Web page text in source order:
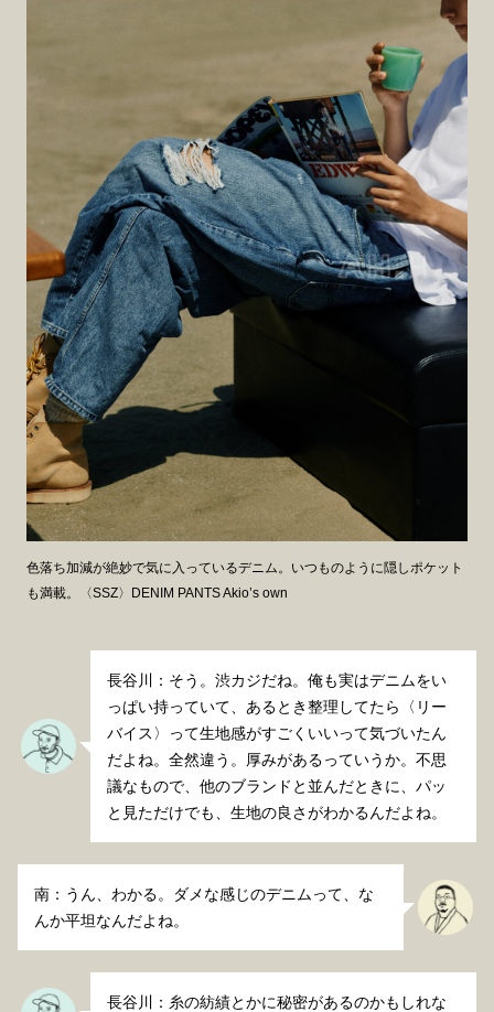
色落ち加減が絶妙で気に入っているデニム。いつものように隠しポケット
も満載。〈SSZ〉DENIM PANTS Akio’s own
長谷川：そう。渋カジだね。俺も実はデニムをい
っぱい持っていて、あるとき整理してたら〈リー
バイス〉って生地感がすごくいいって気づいたん
だよね。全然違う。厚みがあるっていうか。不思
議なもので、他のブランドと並んだときに、パッ
と見ただけでも、生地の良さがわかるんだよね。
南：うん、わかる。ダメな感じのデニムって、な
んか平坦なんだよね。
長谷川：糸の紡績とかに秘密があるのかもしれな